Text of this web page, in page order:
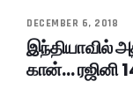
DECEMBER 6, 2018
இந்தியாவில்
கான்… ரஜினி